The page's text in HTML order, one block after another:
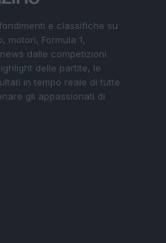
e classifiche su
motori, Formula 1,
dalle competizioni
delle partite, le
in tempo reale di tutte
gli appassionati di